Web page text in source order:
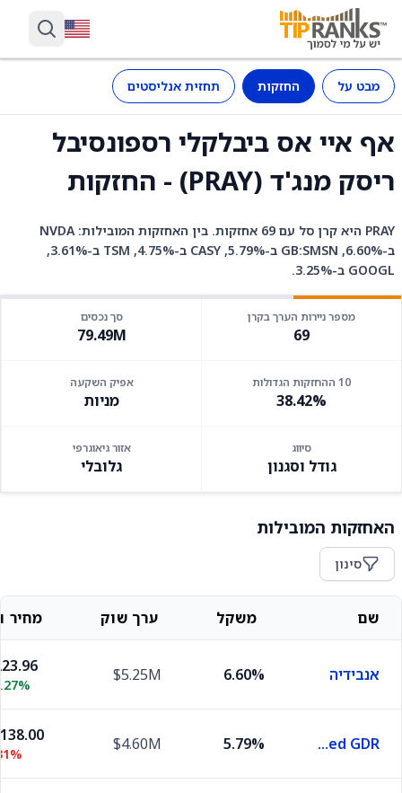
מבט על החזקות תחזית אנליסטים
אף איי אס ביבלקלי רספונסיבל
ריסק מנג'ד (PRAY) - החזקות
PRAY היא קרן סל עם 69 אחזקות. בין האחזקות המובילות: NVDA
ב-6.60%, GB:SMSN ב-5.79%, CASY ב-4.75%, TSM ב-3.61%,
GOOGL ב-3.25%.
מספר ניירות הערך בקרן
69
סך נכסים
79.49M
10 ההחזקות הגדולות
38.42%
אפיק השקעה
מניות
סיווג
גודל וסגנון
אזור גיאוגרפי
גלובלי
האחזקות המובילות
סינון
שם משקל ערך שוק מחיר
אנבידיה 6.60%
$5.25M
Samsung Electronics Co., Ltd. Sponsored GDR
5.79%
$4.60M